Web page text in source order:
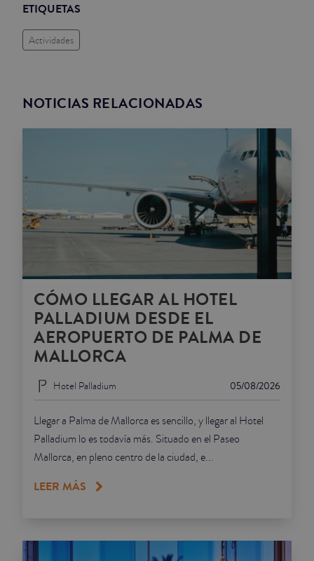
ETIQUETAS
Actividades
NOTICIAS RELACIONADAS
CÓMO LLEGAR AL HOTEL
PALLADIUM DESDE EL
AEROPUERTO DE PALMA DE
MALLORCA
05/08/2026
Hotel Palladium
Llegar a Palma de Mallorca es sencillo, y llegar al Hotel
Palladium lo es todavía más. Situado en el Paseo
Mallorca, en pleno centro de la ciudad, e...
LEER MÁS